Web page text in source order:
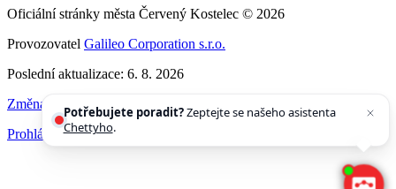
Oficiální stránky města Červený Kostelec © 2026
Provozovatel Galileo Corporation s.r.o.
Poslední aktualizace: 6. 8. 2026
Změna vzhledu , Struktura stránek
Prohlášení o přístupnosti
Potřebujete poradit?Zeptejte se našeho asistenta
Chettyho.